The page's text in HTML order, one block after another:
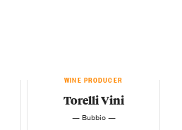
WINE PRODUCER
Torelli Vini
— Bubbio —